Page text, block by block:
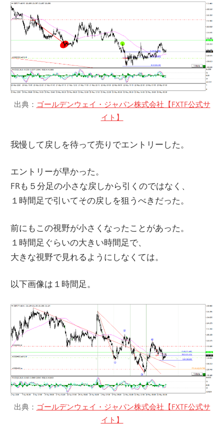
出典： ゴールデンウェイ・ジャパン株式会社【FXTF公式サ
イト】
我慢して戻しを待って売りでエントリーした。
エントリーが早かった。
FRも５分足の小さな戻しから引くのではなく、
１時間足で引いてその戻しを狙うべきだった。
前にもこの視野が小さくなったことがあった。
１時間足ぐらいの大きい時間足で、
大きな視野で見れるようにしなくては。
以下画像は１時間足。
出典： ゴールデンウェイ・ジャパン株式会社【FXTF公式サ
イト】